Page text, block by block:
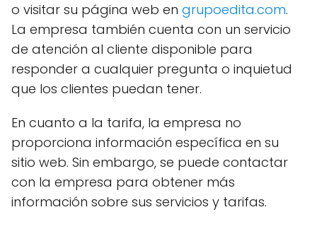
o visitar su página web en grupoedita.com.
La empresa también cuenta con un servicio
de atención al cliente disponible para
responder a cualquier pregunta o inquietud
que los clientes puedan tener.
En cuanto a la tarifa, la empresa no
proporciona información específica en su
sitio web. Sin embargo, se puede contactar
con la empresa para obtener más
información sobre sus servicios y tarifas.